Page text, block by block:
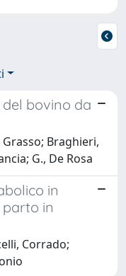
bovino da
Grasso; Braghieri,
G., De Rosa
in
in
Corrado;